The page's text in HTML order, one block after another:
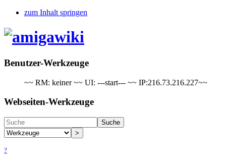
zum Inhalt springen
Benutzer-Werkzeuge
~~ RM: keiner ~~ UI: ---start--- ~~ IP:216.73.216.227~~
Webseiten-Werkzeuge
Suche
>
?